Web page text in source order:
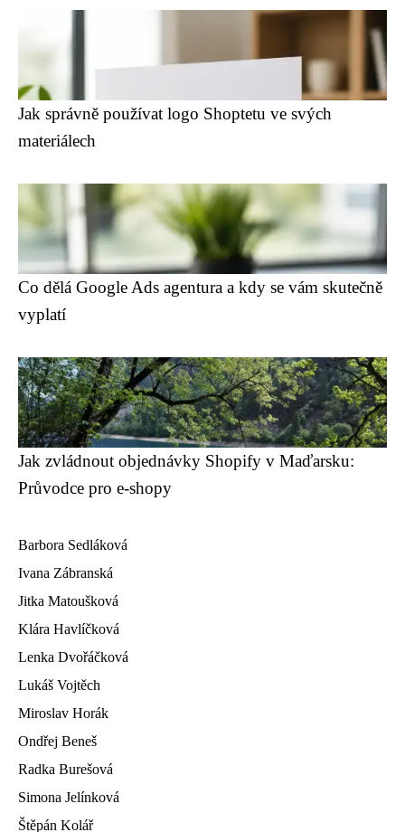
Jak správně používat logo Shoptetu ve svých
materiálech
Co dělá Google Ads agentura a kdy se vám skutečně
vyplatí
Jak zvládnout objednávky Shopify v Maďarsku:
Průvodce pro e-shopy
Barbora Sedláková
Ivana Zábranská
Jitka Matoušková
Klára Havlíčková
Lenka Dvořáčková
Lukáš Vojtěch
Miroslav Horák
Ondřej Beneš
Radka Burešová
Simona Jelínková
Štěpán Kolář